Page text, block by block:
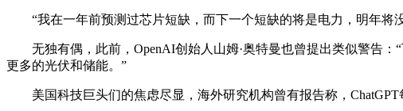
“我在一年前预测过芯片短缺，而下一个短缺的将是电力，明年将
无独有偶，此前，OpenAI创始人山姆·奥特曼也曾提出类似警告：
更多的光伏和储能。”
美国科技巨头们的焦虑尽显，海外研究机构曾有报告称，ChatGPT